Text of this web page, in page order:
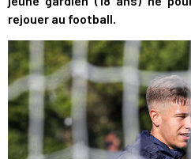
rejouer au football.